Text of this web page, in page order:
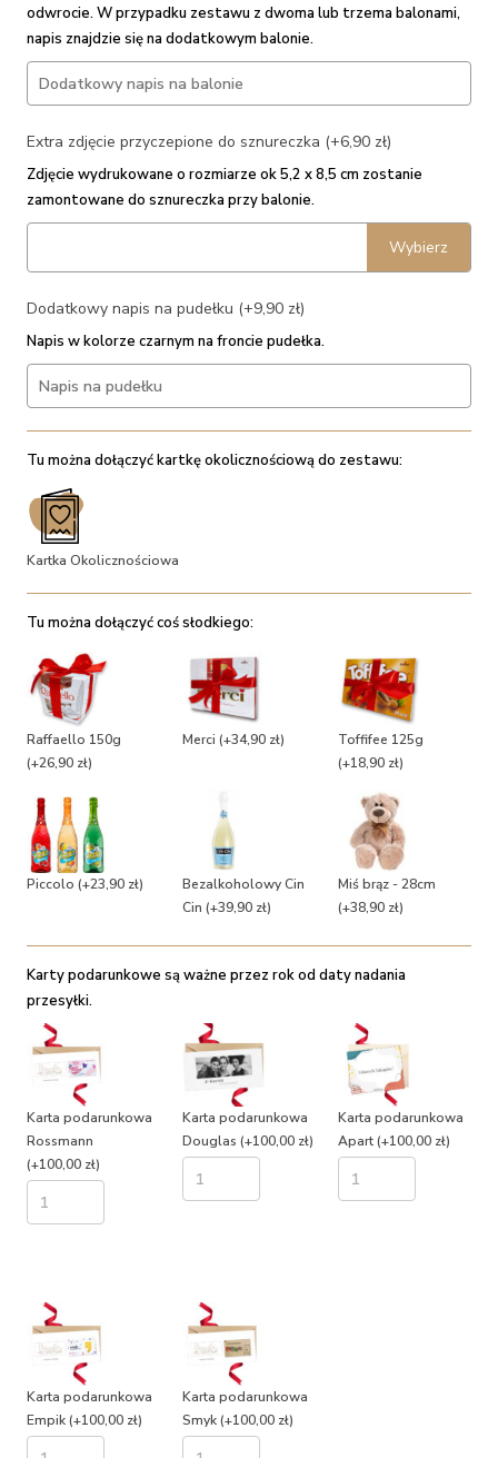
odwrocie. W przypadku zestawu z dwoma lub trzema balonami,
napis znajdzie się na dodatkowym balonie.
Extra zdjęcie przyczepione do sznureczka (+6,90 zł)
Zdjęcie wydrukowane o rozmiarze ok 5,2 x 8,5 cm zostanie
zamontowane do sznureczka przy balonie.
Wybierz
Dodatkowy napis na pudełku (+9,90 zł)
Napis w kolorze czarnym na froncie pudełka.
Tu można dołączyć kartkę okolicznościową do zestawu:
Kartka Okolicznościowa
Tu można dołączyć coś słodkiego:
Raffaello 150g
(+26,90 zł)
Merci (+34,90 zł)
Toffifee 125g
(+18,90 zł)
Piccolo (+23,90 zł)
Bezalkoholowy Cin
Cin (+39,90 zł)
Miś brąz - 28cm
(+38,90 zł)
Karty podarunkowe są ważne przez rok od daty nadania
przesyłki.
Karta podarunkowa
Rossmann
(+100,00 zł)
Karta podarunkowa
Douglas (+100,00 zł)
Karta podarunkowa
Apart(+100,00 zł)
Karta podarunkowa
Empik(+100,00 zł)
Karta podarunkowa
Smyk(+100,00 zł)